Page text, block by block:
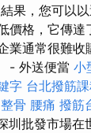
果，您可以
價格，它傳達
業通常很難收
- 外送便當 小
字 台北撥筋
骨 腰痛 撥筋
圳批發市場在